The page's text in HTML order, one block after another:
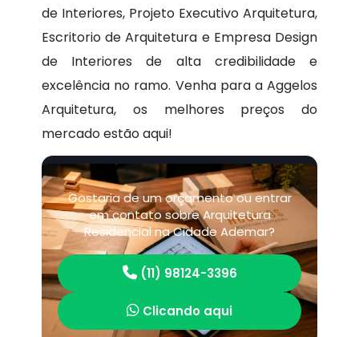
de Interiores, Projeto Executivo Arquitetura,
Escritorio de Arquitetura e Empresa Design
de Interiores de alta credibilidade e
excelência no ramo. Venha para a Aggelos
Arquitetura, os melhores preços do
mercado estão aqui!
Gostaria de um orçamento ou entrar
em contato sobre Arquitetura
Residencial na Cidade Ademar?
(11) 98124-3396
Clicando aqui